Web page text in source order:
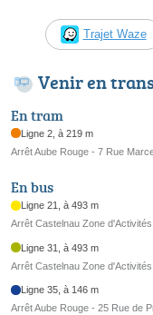
Trajet Waze
Venir en
En tram
Ligne 2, à 219 m
Arrêt Aube Rouge - 7 Rue
En bus
Ligne 21, à 493 m
Arrêt Castelnau Zone
Ligne 31, à 493 m
Arrêt Castelnau Zone
Ligne 35, à 146 m
Arrêt Aube Rouge - 25 Rue de